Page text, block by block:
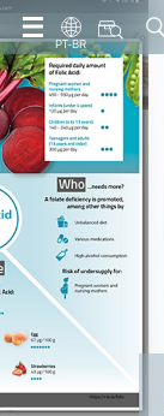
PT-BR